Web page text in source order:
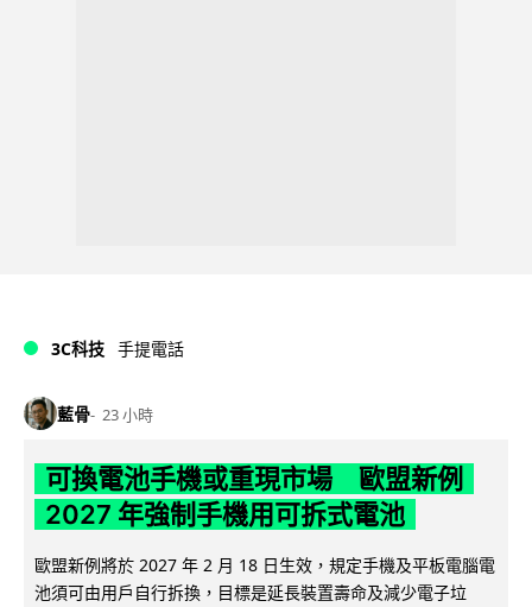
3C科技 手提電話
藍骨 23 小時
可換電池手機或重現市場 歐盟新例
2027 年強制手機用可拆式電池
歐盟新例將於 2027 年 2 月 18 日生效，規定手機及平板電腦電
池須可由用戶自行拆換，目標是延長裝置壽命及減少電子垃